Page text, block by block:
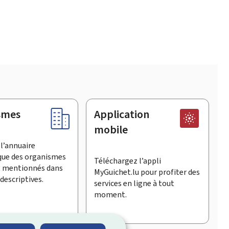
des organismes
dans
Application
mobile
Téléchargez l’appli
MyGuichet.lu pour profiter des
services en ligne à tout
moment.